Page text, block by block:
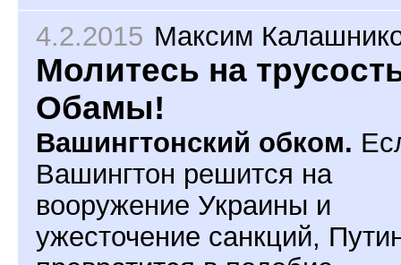
4.2.2015 Максим
Молитесь на
Обамы!
Вашингтонский обком.
Вашингтон решится на
вооружение Украины и
ужесточение санкций,